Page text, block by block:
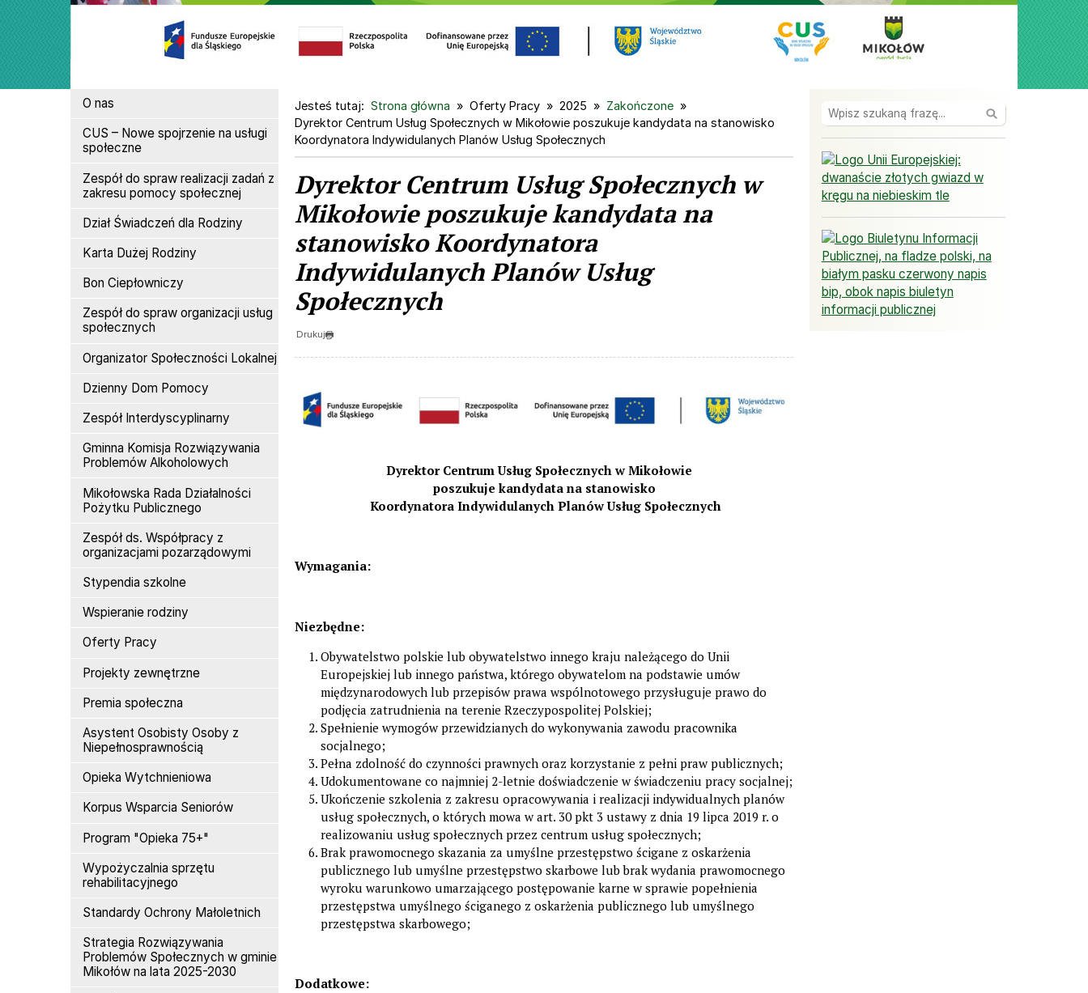
Menu
O nas
CUS – Nowe spojrzenie na usługi
społeczne
Zespół do spraw realizacji zadań z
zakresu pomocy społecznej
Dział Świadczeń dla Rodziny
Karta Dużej Rodziny
Bon Ciepłowniczy
Zespół do spraw organizacji usług
społecznych
Organizator Społeczności Lokalnej
Dzienny Dom Pomocy
Zespół Interdyscyplinarny
Gminna Komisja Rozwiązywania
Problemów Alkoholowych
Mikołowska Rada Działalności
Pożytku Publicznego
Zespół ds. Współpracy z
organizacjami pozarządowymi
Stypendia szkolne
Wspieranie rodziny
Oferty Pracy
Projekty zewnętrzne
Premia społeczna
Asystent Osobisty Osoby z
Niepełnosprawnością
Opieka Wytchnieniowa
Korpus Wsparcia Seniorów
Program "Opieka 75+"
Wypożyczalnia sprzętu
rehabilitacyjnego
Standardy Ochrony Małoletnich
Strategia Rozwiązywania
Problemów Społecznych w gminie
Mikołów na lata 2025-2030
Jesteś tutaj: Strona główna Oferty Pracy 2025
Zakończone
Dyrektor Centrum Usług Społecznych w Mikołowie poszukuje kandydata na stanowisko
Koordynatora Indywidulanych Planów Usług Społecznych
Dyrektor Centrum Usług Społecznych w
Mikołowie poszukuje kandydata na
stanowisko Koordynatora
Indywidulanych Planów Usług
Społecznych
Drukuj
Dyrektor Centrum Usług Społecznych w Mikołowie
poszukuje kandydata na stanowisko
Koordynatora Indywidulanych Planów Usług Społecznych
Wymagania:
Niezbędne:
Obywatelstwo polskie lub obywatelstwo innego kraju należącego do Unii
Europejskiej lub innego państwa, którego obywatelom na podstawie umów
międzynarodowych lub przepisów prawa wspólnotowego przysługuje prawo do
podjęcia zatrudnienia na terenie Rzeczypospolitej Polskiej;
Spełnienie wymogów przewidzianych do wykonywania zawodu pracownika
socjalnego;
Pełna zdolność do czynności prawnych oraz korzystanie z pełni praw publicznych;
Udokumentowane co najmniej 2-letnie doświadczenie w świadczeniu pracy socjalnej;
Ukończenie szkolenia z zakresu opracowywania i realizacji indywidualnych planów
usług społecznych, o których mowa w art. 30 pkt 3 ustawy z dnia 19 lipca 2019 r. o
realizowaniu usług społecznych przez centrum usług społecznych;
Brak prawomocnego skazania za umyślne przestępstwo ścigane z oskarżenia
publicznego lub umyślne przestępstwo skarbowe lub brak wydania prawomocnego
wyroku warunkowo umarzającego postępowanie karne w sprawie popełnienia
przestępstwa umyślnego ściganego z oskarżenia publicznego lub umyślnego
przestępstwa skarbowego;
Dodatkowe:
Wyszukaj
Unia Europejska
BIP